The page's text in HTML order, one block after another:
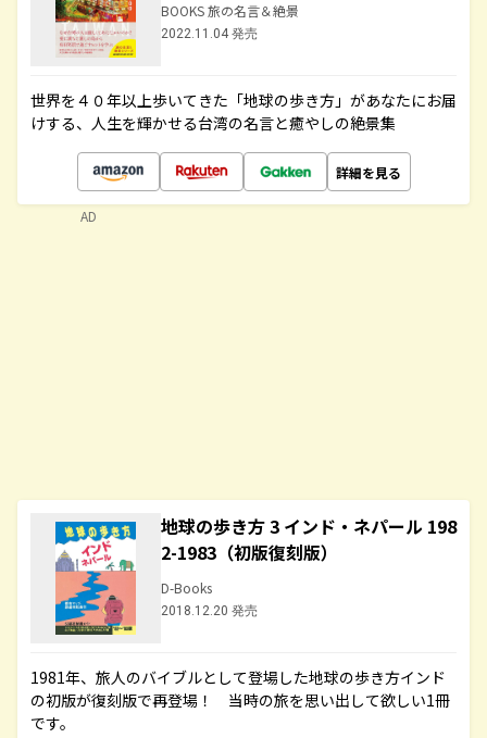
BOOKS 旅の名言＆絶景
2022.11.04 発売
世界を４０年以上歩いてきた「地球の歩き方」があなたにお届
けする、人生を輝かせる台湾の名言と癒やしの絶景集
詳細を見る
地球の歩き方 3 インド・ネパール 198
2-1983（初版復刻版）
D-Books
2018.12.20 発売
1981年、旅人のバイブルとして登場した地球の歩き方インド
の初版が復刻版で再登場！ 当時の旅を思い出して欲しい1冊
です。
AD